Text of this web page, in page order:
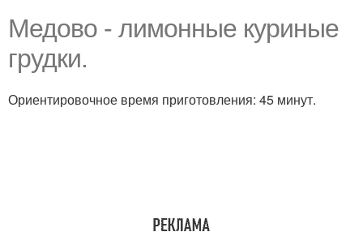
Медово - лимонные куриные
грудки.
Ориентировочное время приготовления: 45 минут.